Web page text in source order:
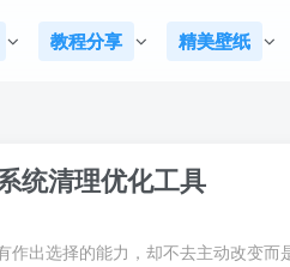
教程分享 精美壁纸
统清理优化工具